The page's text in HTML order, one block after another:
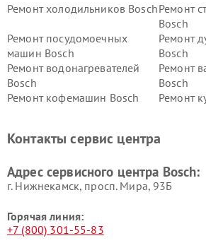
Ремонт холодильников BoschРемонт
Bosch
Ремонт посудомоечных
машин Bosch
Ремонт
Bosch
Ремонт водонагревателей
Bosch
Ремонт
Bosch
Ремонт кофемашин Bosch
Ремонт
Ремонт сушильных автоматовРемонт
Контакты сервис центра
Адрес сервисного центра Bosch:
г. Нижнекамск, просп. Мира, 93Б
Горячая линия:
+7 (800) 301-55-83